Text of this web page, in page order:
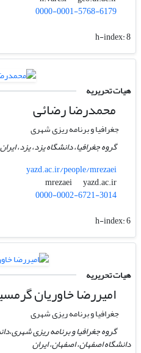
0000-0001-5768-6179
h-index:8
هیات تحریریه
محمد‌رضا رضائی
جغرافیا و برنامه ریزی شهری
گروه جغرافیا، دانشگاه یزد، یزد، ایران
yazd.ac.ir/people/mrezaei
mrezaei
yazd.ac.ir
0000-0002-6721-3014
h-index:6
هیات تحریریه
امیررضا خاوریان
جغرافیا و برنامه ریزی شهری
گروه جغرافیا و برنامه ریزی
دانشگاه اصفهان، اصفهان، ایران